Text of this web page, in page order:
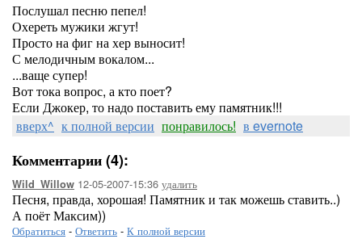
Послушал песню пепел!
Охереть мужики жгут!
Просто на фиг на хер выносит!
С мелодичным вокалом...
...ваще супер!
Вот тока вопрос, а кто поет?
Если Джокер, то надо поставить ему памятник!!!
вверх^ к полной версии понравилось! в evernote
Комментарии (4):
Wild_Willow 12-05-2007-15:36 удалить
Песня, правда, хорошая! Памятник и так можешь ставить..)
А поёт Максим))
Обратиться - Ответить - К полной версии